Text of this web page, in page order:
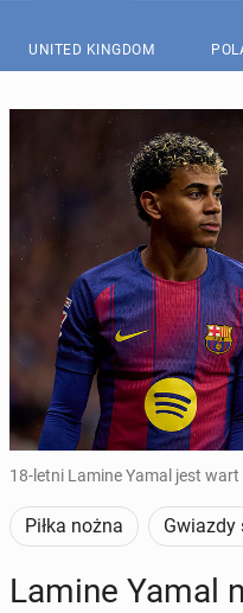
UNITED KINGDOM
18-letni Lamine Yamal jest
Piłka nożna Gwiazdy
Lamine Yamal